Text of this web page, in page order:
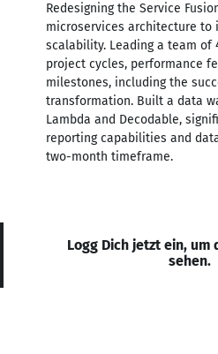
Redesigning the Service
microservices architecture to
scalability. Leading a team of
project cycles, performance
milestones, including the
transformation. Built a data
Lambda and Decodable,
reporting capabilities and
two-month timeframe.
Logg Dich jetzt ein, um
sehen.